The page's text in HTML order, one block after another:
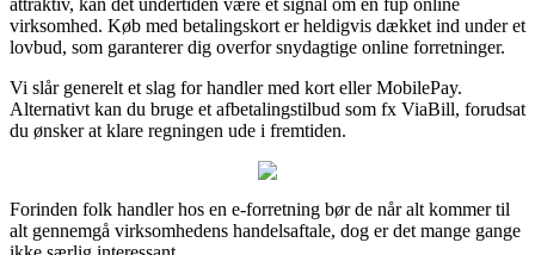
virksomhed. Køb med betalingskort er heldigvis dækket ind under et
lovbud, som garanterer dig overfor snydagtige online forretninger.
Vi slår generelt et slag for handler med kort eller MobilePay.
Alternativt kan du bruge et afbetalingstilbud som fx ViaBill, forudsat
du ønsker at klare regningen ude i fremtiden.
Forinden folk handler hos en e-forretning bør de når alt kommer til
alt gennemgå virksomhedens handelsaftale, dog er det mange gange